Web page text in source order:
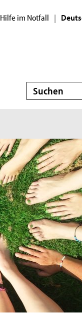
Hilfe im Notfall |
Suche